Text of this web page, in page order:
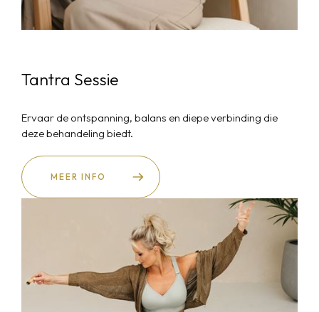
Tantra Sessie
Ervaar de ontspanning, balans en diepe verbinding die
deze behandeling biedt.
MEER INFO